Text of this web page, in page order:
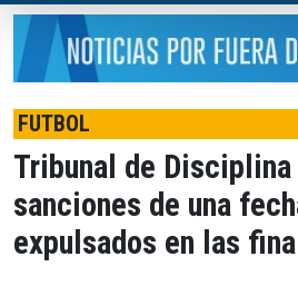
FUTBOL
Tribunal de Disciplina
sanciones de una
expulsados en las